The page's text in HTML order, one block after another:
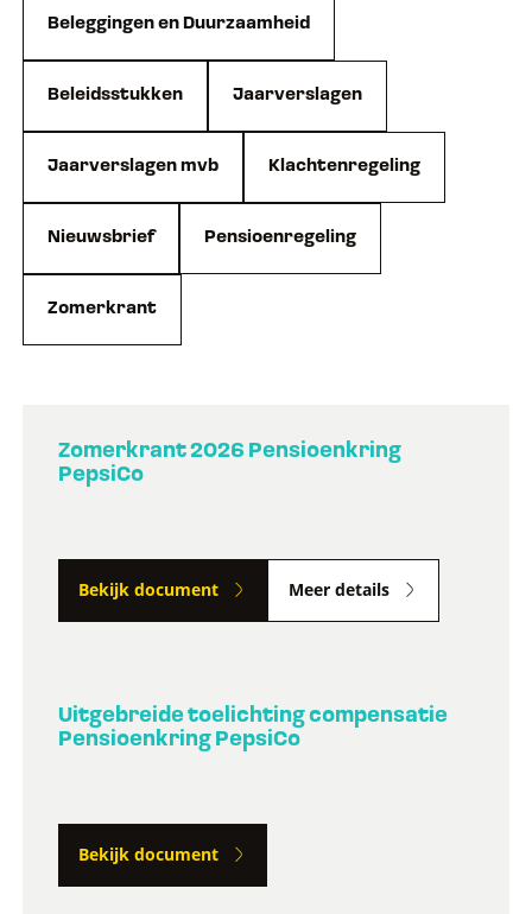
Beleggingen en Duurzaamheid
Beleidsstukken Jaarverslagen
Jaarverslagen mvb Klachtenregeling
Nieuwsbrief Pensioenregeling
Zomerkrant
Zomerkrant 2026 Pensioenkring
PepsiCo
Bekijk document Meer details
Uitgebreide toelichting compensatie
Pensioenkring PepsiCo
Bekijk document